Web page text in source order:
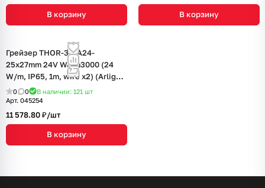
В корзину В корзину
Грейзер THOR-3D-A24-
25x27mm 24V Warm3000 (24
W/m, IP65, 1m, wire x2) (Arlight,
Вывод прямой, 3 года)
0 0 В наличии: 121 шт
Арт. 045254
11 578.80 ₽/шт
В корзину